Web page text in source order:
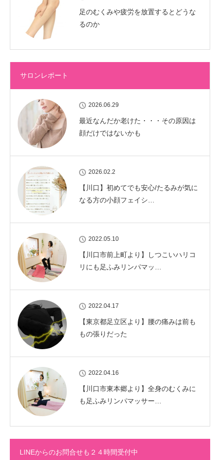
足のむくみや疲労を放置するとどうな
るのか
サロンレポート
2026.06.29
最近なんだか老けた・・・その原因は
顔だけではないかも
2026.02.2
【川口】初めてでも安心/たるみが気に
なる方の小顔フェイシ…
2022.05.10
【川口市前上町より】しつこいハリコ
リにも足ふみリンパマッ…
2022.04.17
【東京都足立区より】腰の痛みは前も
もの張りだった
2022.04.16
【川口市東本郷より】全身のむくみに
も足ふみリンパマッサー…
LINEからのお問合せも２４時間受付中